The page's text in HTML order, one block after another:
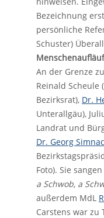
Bezeichnung
persönliche
Schuster)
An der Grenze
Reinald Scheule
Bezirksrat), Dr.
Unterallgäu),
Landrat und
Dr. Georg
Foto). Sie sangen
a Schwob, a
außerdem MdL
Carstens war zu